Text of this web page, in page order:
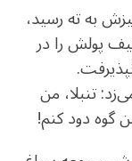
به ته رسید،
پولش را در
تنبلا، من
گوه دود کنم!